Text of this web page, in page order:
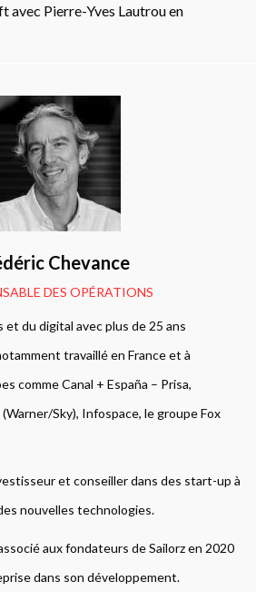
avec Pierre-Yves Lautrou en
Chevance
DES OPÉRATIONS
et du digital avec plus de 25 ans
travaillé en France et à
comme Canal + España – Prisa,
Sky), Infospace, le groupe Fox
et conseiller dans des start-up à
nouvelles technologies.
aux fondateurs de Sailorz en 2020
dans son développement.